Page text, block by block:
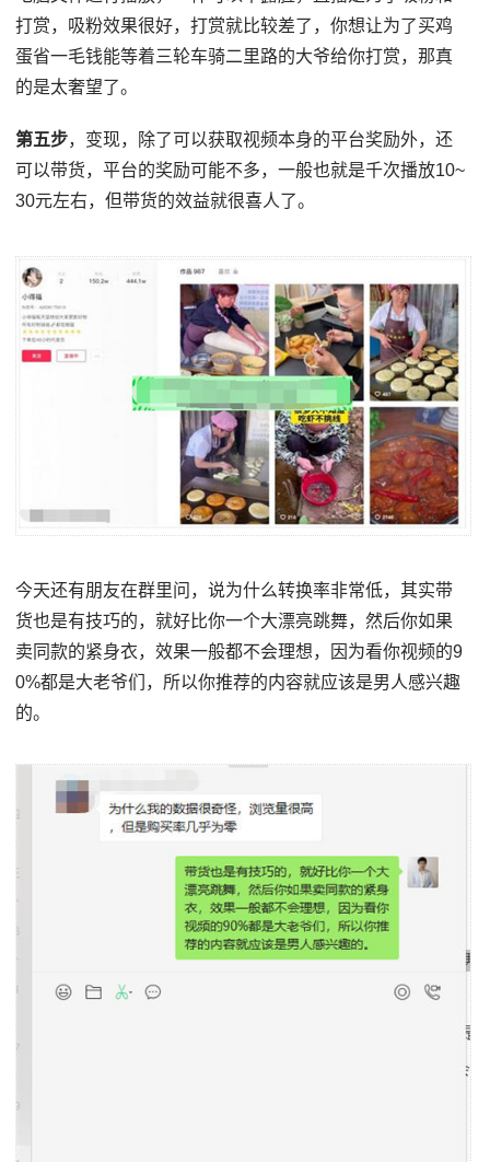
打赏，吸粉效果很好，打赏就比较差了，你想让为了买鸡
蛋省一毛钱能等着三轮车骑二里路的大爷给你打赏，那真
的是太奢望了。
第五步，变现，除了可以获取视频本身的平台奖励外，还
可以带货，平台的奖励可能不多，一般也就是千次播放10~
30元左右，但带货的效益就很喜人了。
今天还有朋友在群里问，说为什么转换率非常低，其实带
货也是有技巧的，就好比你一个大漂亮跳舞，然后你如果
卖同款的紧身衣，效果一般都不会理想，因为看你视频的9
0%都是大老爷们，所以你推荐的内容就应该是男人感兴趣
的。